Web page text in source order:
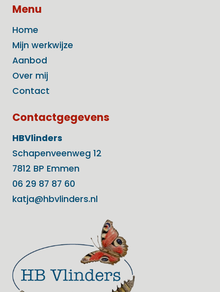
Menu
Home
Mijn werkwijze
Aanbod
Over mij
Contact
Contactgegevens
HBVlinders
Schapenveenweg 12
7812 BP Emmen
06 29 87 87 60
katja@hbvlinders.nl